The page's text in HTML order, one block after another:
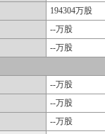
194304万股
--万股
--万股
--万股
--万股
--万股